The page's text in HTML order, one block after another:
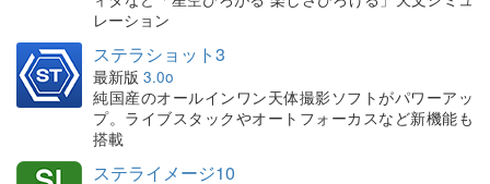
レーション
ステラショット3
最新版 3.0o
純国産のオールインワン天体撮影ソフトがパワーアッ
プ。ライブスタックやオートフォーカスなど新機能も
搭載
ステライメージ10